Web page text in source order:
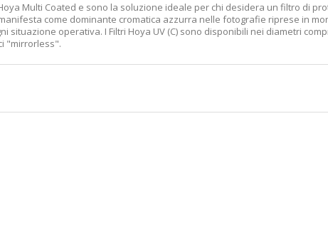
Multi Coated e sono la soluzione ideale per chi desidera un filtro di
come dominante cromatica azzurra nelle fotografie riprese in
situazione operativa. I Filtri Hoya UV (C) sono disponibili nei diametri
"mirrorless".